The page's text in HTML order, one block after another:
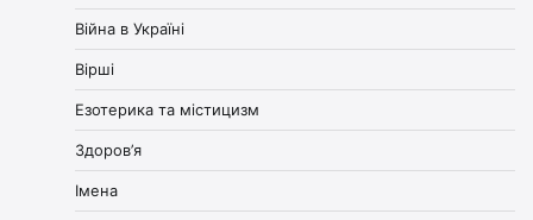
Війна в Україні
Вірші
Езотерика та містицизм
Здоров’я
Імена